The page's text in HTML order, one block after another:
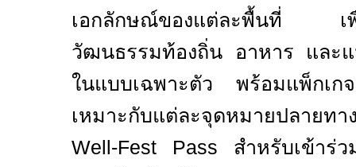
เอกลักษณ์ของแต่ละพื้นที่ เพื่
วัฒนธรรมท้องถิ่น อาหาร และ
ในแบบเฉพาะตัว พร้อมแพ็กเก
เหมาะกับแต่ละจุดหมายปลาย
Well-Fest Pass สำหรับเข้าร่